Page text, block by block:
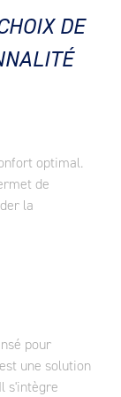
DE
optimal.
de
la
pour
une solution
s'intègre